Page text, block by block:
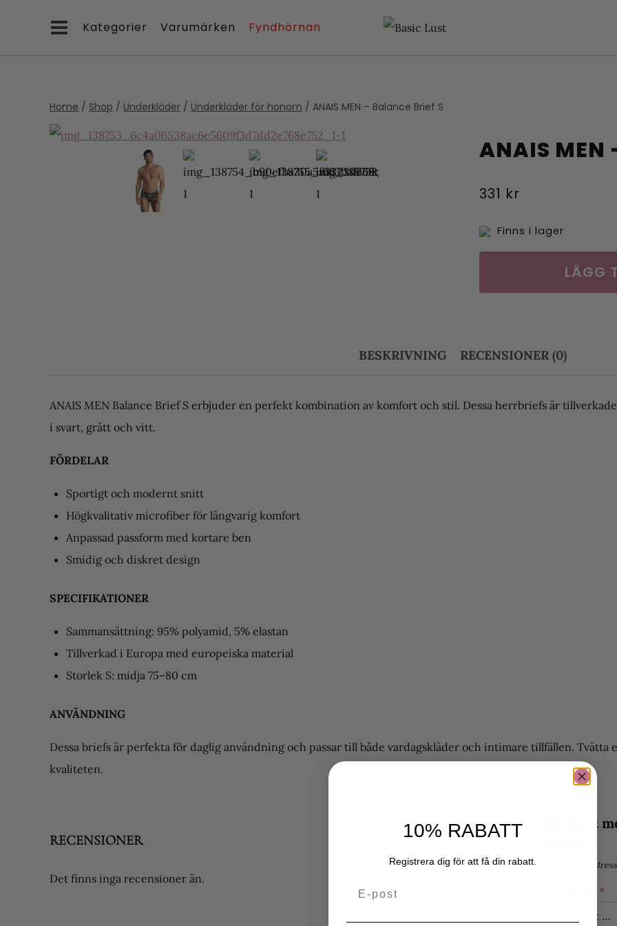
Kategorier Varumärken Fyndhörnan
Home / Shop / Underkläder / Underkläder för honom / ANAIS MEN – Balance Brief S
ANAIS MEN
331 kr
Finns i lager
Brief
LÄGG
BESKRIVNING RECENSIONER (0)
ANAIS MEN Balance Brief S erbjuder en perfekt kombination av komfort och stil. Dessa herrbriefs är
i svart, grått och vitt.
FÖRDELAR
Sportigt och modernt snitt
Högkvalitativ microfiber för långvarig komfort
Anpassad passform med kortare ben
Smidig och diskret design
SPECIFIKATIONER
Sammansättning: 95% polyamid, 5% elastan
Tillverkad i Europa med europeiska material
Storlek S: midja 75–80 cm
ANVÄNDNING
Dessa briefs är perfekta för daglig användning och passar till både vardagskläder och intimare tillfällen.
kvaliteten.
RECENSIONER
Det finns inga recensioner än.
Bli först
Din e-
*
10% RABATT
Registrera dig för att få din rabatt.